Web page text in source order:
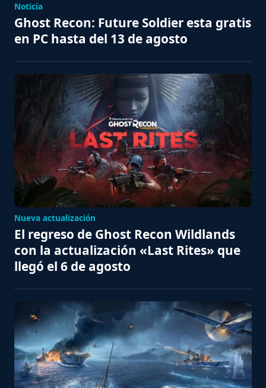
Noticia
Ghost Recon: Future Soldier esta gratis
en PC hasta del 13 de agosto
Nueva actualización
El regreso de Ghost Recon Wildlands
con la actualización «Last Rites» que
llegó el 6 de agosto